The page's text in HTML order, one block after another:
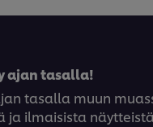
ajan tasalla!
tasalla muun
ja ilmaisista